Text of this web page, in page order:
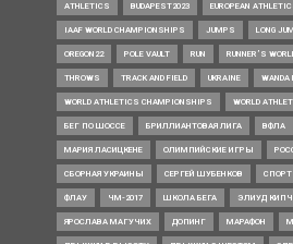
ATHLETICS BUDAPEST2023 EUROPEAN
IAAF WORLD CHAMPIONSHIPS JUMPS LONG
OREGON22 POLE VAULT RUN RUNNER’S
THROWS TRACK AND FIELD UKRAINE WANDA
WORLD ATHLETICS CHAMPIONSHIPS WORLD
БЕГ ПО ШОССЕ БРИЛЛИАНТОВАЯ ЛИГА ВФЛА
МАРИЯ ЛАСИЦКЕНЕ ОЛИМПИЙСКИЕ ИГРЫ
СБОРНАЯ УКРАИНЫ СЕРГЕЙ ШУБЕНКОВ СПОРТ
ФЛАУ ЧМ-2017 ШКОЛА БЕГА ЭЛИУД
ЯРОСЛАВА МАГУЧИХ ДОПИНГ МАРАФОН